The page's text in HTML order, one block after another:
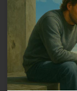
A canção The
gravada pela banda
um sujeito que, ao
funcional, moldado
espiritual. O eu lírico
educacional […]